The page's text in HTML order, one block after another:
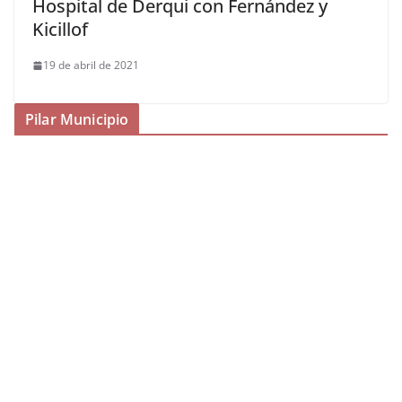
Hospital de Derqui con Fernández y
Kicillof
19 de abril de 2021
Pilar Municipio